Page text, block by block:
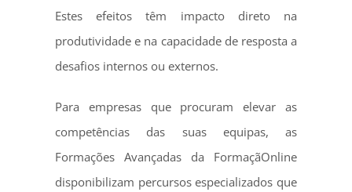
Estes efeitos têm impacto direto na
produtividade e na capacidade de resposta a
desafios internos ou externos.
Para empresas que procuram elevar as
competências das suas equipas, as
Formações Avançadas da FormaçãOnline
disponibilizam percursos especializados que